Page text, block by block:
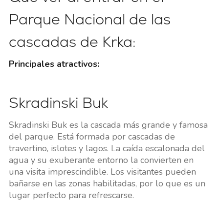
Parque Nacional de las
cascadas de Krka:
Principales atractivos:
Skradinski Buk
Skradinski Buk es la cascada más grande y famosa
del parque. Está formada por cascadas de
travertino, islotes y lagos. La caída escalonada del
agua y su exuberante entorno la convierten en
una visita imprescindible. Los visitantes pueden
bañarse en las zonas habilitadas, por lo que es un
lugar perfecto para refrescarse.